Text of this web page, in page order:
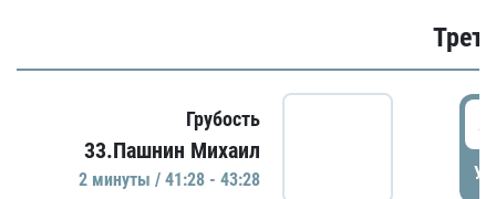
Грубость
33.Пашнин Михаил
2 минуты / 41:28 - 43:28